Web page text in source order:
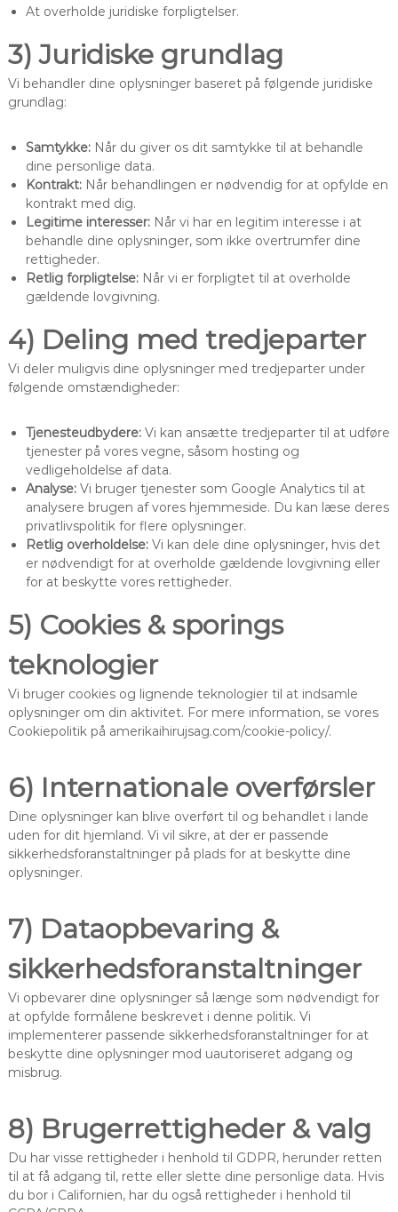
At overholde juridiske forpligtelser.
3) Juridiske grundlag
Vi behandler dine oplysninger baseret på følgende juridiske
grundlag:
Samtykke:Når du giver os dit samtykke til at behandle
dine personlige data.
Kontrakt:Når behandlingen er nødvendig for at opfylde en
kontrakt med dig.
Legitime interesser:Når vi har en legitim interesse i at
behandle dine oplysninger, som ikke overtrumfer dine
rettigheder.
Retlig forpligtelse:Når vi er forpligtet til at overholde
gældende lovgivning.
4) Deling med tredjeparter
Vi deler muligvis dine oplysninger med tredjeparter under
følgende omstændigheder:
Tjenesteudbydere:Vi kan ansætte tredjeparter til at udføre
tjenester på vores vegne, såsom hosting og
vedligeholdelse af data.
Analyse:Vi bruger tjenester som Google Analytics til at
analysere brugen af vores hjemmeside. Du kan læse deres
privatlivspolitik for flere oplysninger.
Retlig overholdelse:Vi kan dele dine oplysninger, hvis det
er nødvendigt for at overholde gældende lovgivning eller
for at beskytte vores rettigheder.
5) Cookies & sporings
teknologier
Vi bruger cookies og lignende teknologier til at indsamle
oplysninger om din aktivitet. For mere information, se vores
Cookiepolitik på amerikaihirujsag.com/cookie-policy/.
6) Internationale overførsler
Dine oplysninger kan blive overført til og behandlet i lande
uden for dit hjemland. Vi vil sikre, at der er passende
sikkerhedsforanstaltninger på plads for at beskytte dine
oplysninger.
7) Dataopbevaring &
sikkerhedsforanstaltninger
Vi opbevarer dine oplysninger så længe som nødvendigt for
at opfylde formålene beskrevet i denne politik. Vi
implementerer passende sikkerhedsforanstaltninger for at
beskytte dine oplysninger mod uautoriseret adgang og
misbrug.
8) Brugerrettigheder & valg
Du har visse rettigheder i henhold til GDPR, herunder retten
til at få adgang til, rette eller slette dine personlige data. Hvis
du bor i Californien, har du også rettigheder i henhold til